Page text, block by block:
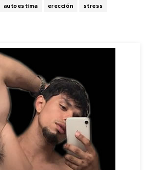
autoestima erección stress